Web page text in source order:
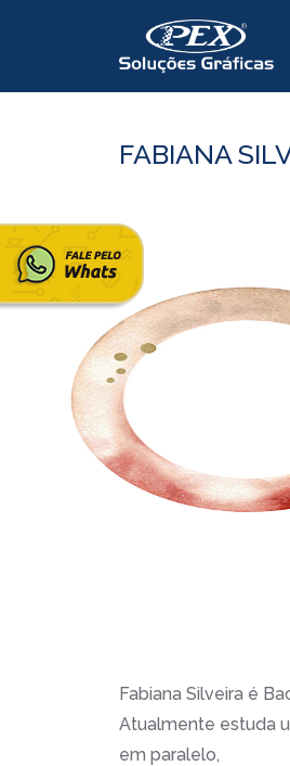
FABIANA
Fabiana Silveira é
Atualmente estuda
em paralelo,